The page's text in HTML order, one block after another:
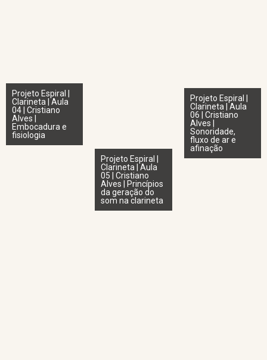
Projeto Espiral |
Clarineta | Aula
04 | Cristiano
Alves |
Embocadura e
fisiologia
Projeto Espiral |
Clarineta | Aula
05 | Cristiano
Alves | Princípios
da geração do
som na clarineta
Projeto Espiral |
Clarineta | Aula
06 | Cristiano
Alves |
Sonoridade,
fluxo de ar e
afinação